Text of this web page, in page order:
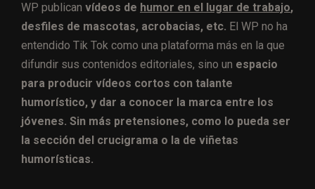
WP publican vídeos de humor en el lugar de trabajo,
desfiles de mascotas, acrobacias, etc. El WP no ha
entendido Tik Tok como una plataforma más en la que
difundir sus contenidos editoriales, sino un espacio
para producir vídeos cortos con talante
humorístico, y dar a conocer la marca entre los
jóvenes. Sin más pretensiones, como lo pueda ser
la sección del crucigrama o la de viñetas
humorísticas.